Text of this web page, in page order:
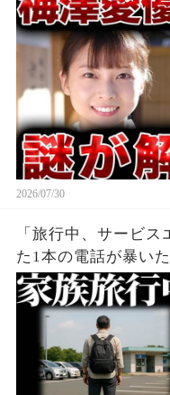
2026/07/30
「旅行中、サービ
た1本の電話が暴い